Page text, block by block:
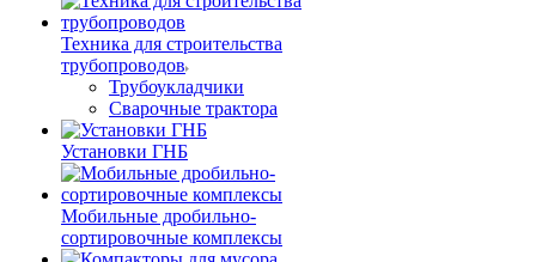
Техника для строительства
трубопроводов
Трубоукладчики
Сварочные трактора
Установки ГНБ
Мобильные дробильно-
сортировочные комплексы